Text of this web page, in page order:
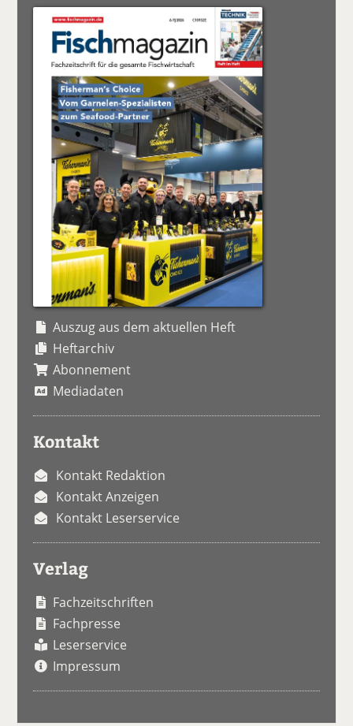
Auszug aus dem aktuellen Heft
Heftarchiv
Abonnement
Mediadaten
Kontakt
Kontakt Redaktion
Kontakt Anzeigen
Kontakt Leserservice
Verlag
Fachzeitschriften
Fachpresse
Leserservice
Impressum